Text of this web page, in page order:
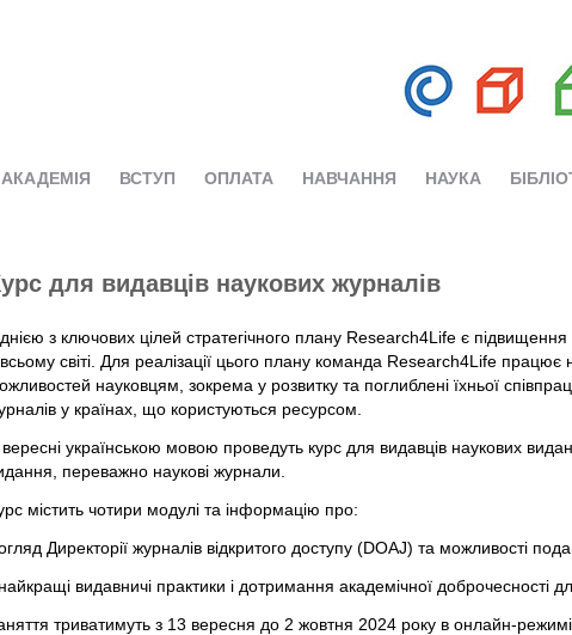
АКАДЕМІЯ ВСТУП ОПЛАТА НАВЧАННЯ НАУКА
для видавців наукових журналів
з ключових цілей стратегічного плану Research4Life є
світі. Для реалізації цього плану команда Research4Life
науковцям, зокрема у розвитку та поглиблені їхньої
у країнах, що користуються ресурсом.
українською мовою проведуть курс для видавців наукових
переважно наукові журнали.
містить чотири модулі та інформацію про:
Директорії журналів відкритого доступу (DOAJ) та можливості
видавничі практики і дотримання академічної доброчесності
триватимуть з 13 вересня до 2 жовтня 2024 року в онлайн-